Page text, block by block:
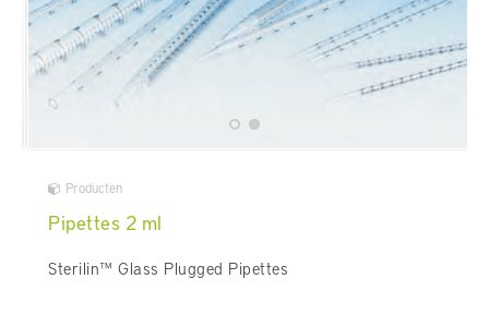
Producten
Pipettes 2 ml
Sterilin™ Glass Plugged Pipettes